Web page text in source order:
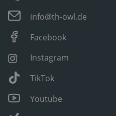
info@th-owl.de
Facebook
Instagram
TikTok
Youtube